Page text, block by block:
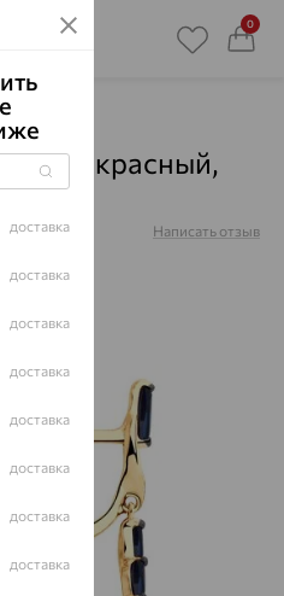
0
красный,
Написать отзыв
доставка
доставка
доставка
доставка
доставка
доставка
доставка
доставка